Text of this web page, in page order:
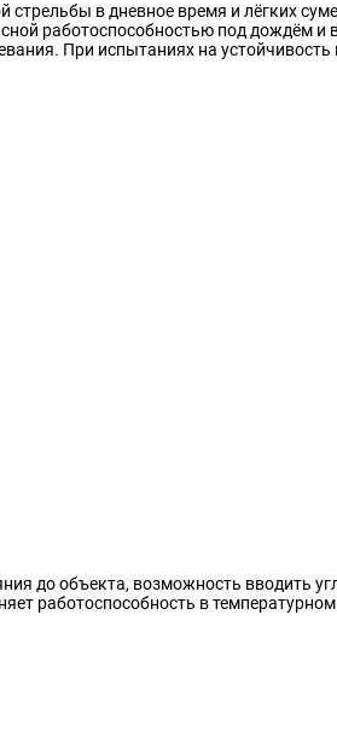
в дневное время и лёгких
работоспособностью под дождём и
При испытаниях на
до объекта, возможность вводить
работоспособность в